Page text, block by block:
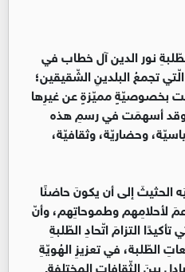
نور الدين آل خطاب في
تجمعُ البلدينِ الشّقيقين؛
بخصوصيّةٍ مميّزةٍ عن غيرِها
وقد أسهمَت في رسمِ هذه
وحضاريّة، وثقافيّة،
الحثيثَ إلى أن يكونَ حاضنًا
لأحلامِهم وطموحاتِهم، وأنّ
التزامَ اتّحادِ الطّلبةِ
الطّلبة، في تعزيزِ الهُويّةِ
بينَ الثّقافاتِ المختلفة.